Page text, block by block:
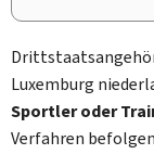
Luxemburg
Sportler oder
Verfahren